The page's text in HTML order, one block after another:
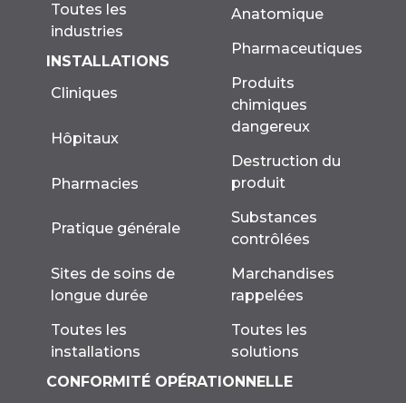
Toutes les
industries
INSTALLATIONS
Cliniques
Hôpitaux
Pharmacies
Pratique générale
Sites de soins de
longue durée
Toutes les
installations
Anatomique
Pharmaceutiques
Produits
chimiques
dangereux
Destruction du
produit
Substances
contrôlées
Marchandises
rappelées
Toutes les
solutions
CONFORMITÉ OPÉRATIONNELLE